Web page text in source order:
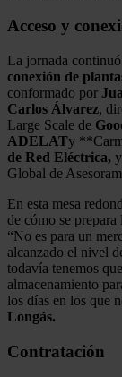
Acceso y
La jornada
conexión de
conformado por
Carlos Álvarez,
Large Scale de
ADELATy
de Red Eléctrica,
Global de
En esta mesa
de cómo se prepara
“No es para un
alcanzado el nivel
todavía tenemos
almacenamiento
los días en los que
Longás.
Contratación